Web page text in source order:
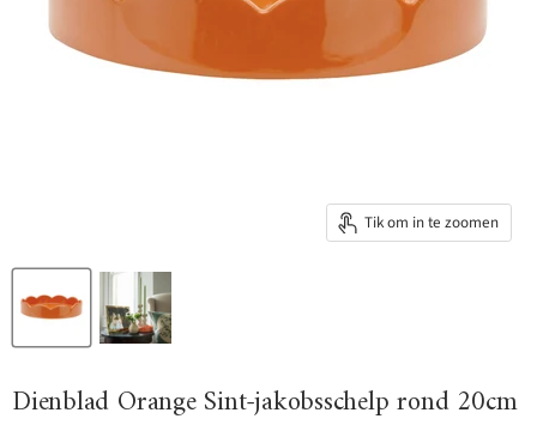
Tik om in te zoomen
Dienblad Orange Sint-jakobsschelp rond 20cm